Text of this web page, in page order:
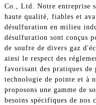
Co., Ltd. Notre entreprise
haute qualité, fiables et
désulfuration en milieu
désulfuration sont conçus
de soufre de divers gaz
ainsi le respect des
favorisant des pratiques
technologie de pointe et à
proposons une gamme de
besoins spécifiques de nos